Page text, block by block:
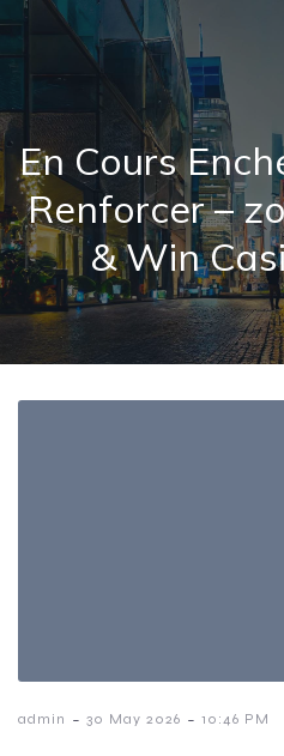
En Cours
Renforcer –
& Win
admin - 30 May 2026 - 10:46 PM